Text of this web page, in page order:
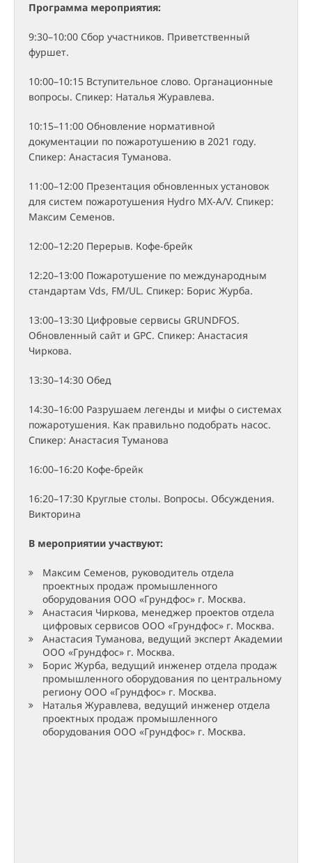
Программа мероприятия:
9:30–10:00 Сбор участников. Приветственный
фуршет.
10:00–10:15 Вступительное слово. Органационные
вопросы. Спикер: Наталья Журавлева.
10:15–11:00 Обновление нормативной
документации по пожаротушению в 2021 году.
Спикер: Анастасия Туманова.
11:00–12:00 Презентация обновленных установок
для систем пожаротушения Hydro MX-A/V. Спикер:
Максим Семенов.
12:00–12:20 Перерыв. Кофе-брейк
12:20–13:00 Пожаротушение по международным
стандартам Vds, FM/UL. Спикер: Борис Журба.
13:00–13:30 Цифровые сервисы GRUNDFOS.
Обновленный сайт и GPC. Спикер: Анастасия
Чиркова.
13:30–14:30 Обед
14:30–16:00 Разрушаем легенды и мифы о системах
пожаротушения. Как правильно подобрать насос.
Спикер: Анастасия Туманова
16:00–16:20 Кофе-брейк
16:20–17:30 Круглые столы. Вопросы. Обсуждения.
Викторина
В мероприятии участвуют:
Максим Семенов, руководитель отдела
проектных продаж промышленного
оборудования ООО «Грундфос» г. Москва.
Анастасия Чиркова, менеджер проектов отдела
цифровых сервисов ООО «Грундфос» г. Москва.
Анастасия Туманова, ведущий эксперт Академии
ООО «Грундфос» г. Москва.
Борис Журба, ведущий инженер отдела продаж
промышленного оборудования по центральному
региону ООО «Грундфос» г. Москва.
Наталья Журавлева, ведущий инженер отдела
проектных продаж промышленного
оборудования ООО «Грундфос» г. Москва.